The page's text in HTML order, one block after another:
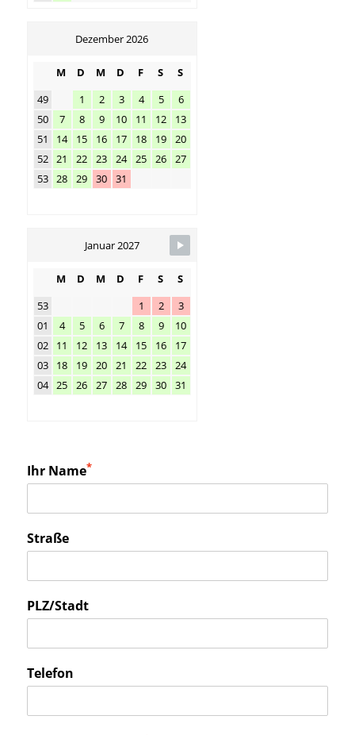
Dezember 2026
M D M D F S
S
49
1 2 3 4 5
6
50
7 8 9 10 11 12
13
51
14 15 16 17 18 19
20
52 21 22 23 24 25 26
27
53 28 29 30 31
Januar 2027
M D M D F S
S
53
1 2
3
01
4 5 6 7 8 9
10
02
11 12 13 14 15 16
17
03
18 19 20 21 22 23
24
04 25 26 27 28 29 30 31
Ihr Name*
Straße
PLZ/Stadt
Telefon